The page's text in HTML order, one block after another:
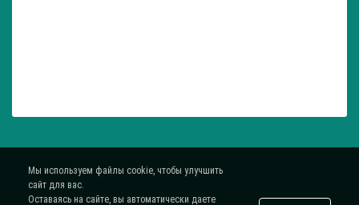
Мы используем файлы cookie, чтобы улучшить
сайт для вас.
Оставаясь на сайте, вы автоматически даете